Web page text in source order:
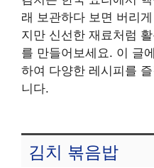
래 보관하다 보면 버리
지만 신선한 재료처럼
를 만들어보세요. 이 글
하여 다양한 레시피를
니다.
김치 볶음밥